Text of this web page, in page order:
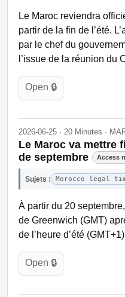
Le Maroc reviendra
partir de la fin de l’été.
par le chef du
l’issue de la réunion du
Open 🔒
2026-06-25 · 20 Minutes ·
Le Maroc va mettre
de septembre
Access
Sujets : Morocco legal
À partir du 20
de Greenwich (GMT)
de l’heure d’été (GMT+1)
Open 🔒